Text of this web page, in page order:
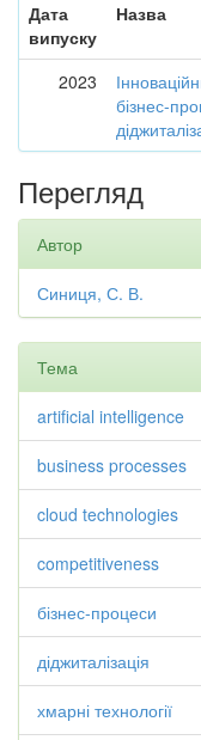
Дата
випуску
Назва
2023
бізнес-
Перегляд
Автор
Синиця, С. В.
Тема
artificial intelligence
business processes
cloud technologies
competitiveness
бізнес-процеси
діджиталізація
хмарні технології